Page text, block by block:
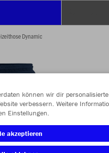
Dynamic
können wir dir personalisierte
verbessern. Weitere
Einstellungen.
akzeptieren